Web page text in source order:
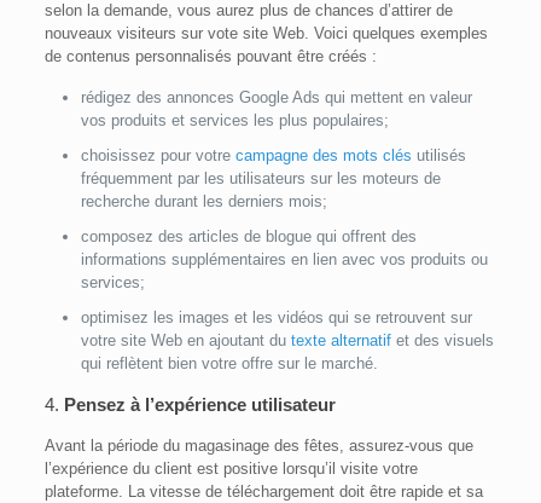
selon la demande, vous aurez plus de chances d’attirer de
nouveaux visiteurs sur vote site Web. Voici quelques exemples
de contenus personnalisés pouvant être créés :
rédigez des annonces Google Ads qui mettent en valeur
vos produits et services les plus populaires;
choisissez pour votre campagne des mots clés utilisés
fréquemment par les utilisateurs sur les moteurs de
recherche durant les derniers mois;
composez des articles de blogue qui offrent des
informations supplémentaires en lien avec vos produits ou
services;
optimisez les images et les vidéos qui se retrouvent sur
votre site Web en ajoutant du texte alternatifet des visuels
qui reflètent bien votre offre sur le marché.
4. Pensez à l’expérience utilisateur
Avant la période du magasinage des fêtes, assurez-vous que
l’expérience du client est positive lorsqu’il visite votre
plateforme. La vitesse de téléchargement doit être rapide et sa